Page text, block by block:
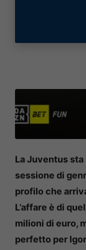
La Juventus
sessione di
profilo che
L’affare è di
milioni di euro,
perfetto per